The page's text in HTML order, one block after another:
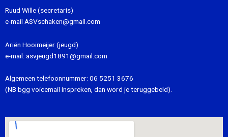
Ruud Wille (secretaris)
e-mail ASVschaken@gmail.com
Ariën Hooimeijer (jeugd)
e-mail: asvjeugd1891@gmail.com
Algemeen telefoonnummer: 06 5251 3676
(NB bgg voicemail inspreken, dan word je teruggebeld).